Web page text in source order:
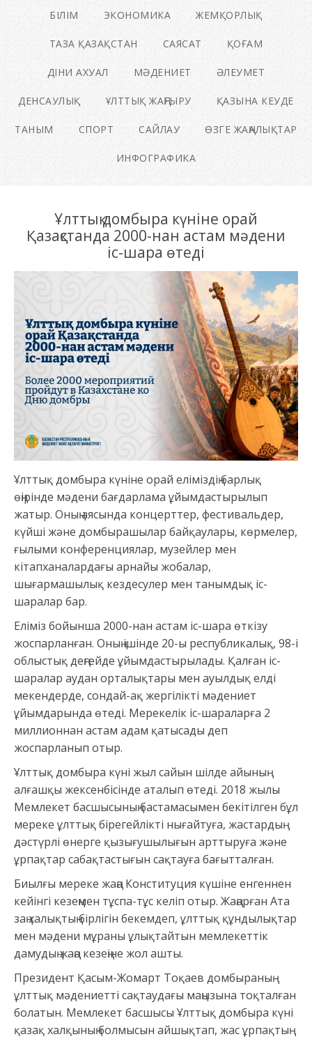
БІЛІМ ЭКОНОМИКА ЖЕМҚОРЛЫҚ
ТАЗА ҚАЗАҚСТАН САЯСАТ ҚОҒАМ
ДІНИ АХУАЛ МӘДЕНИЕТ ӘЛЕУМЕТ
ДЕНСАУЛЫҚ ҰЛТТЫҚ ЖАҢҒЫРУ ҚАЗЫНА КЕУДЕ
ТАНЫМ СПОРТ САЙЛАУ ӨЗГЕ ЖАҢАЛЫҚТАР
ИНФОГРАФИКА
Ұлттық домбыра күніне орай
Қазақстанда 2000-нан астам мәдени
іс-шара өтеді
Ұлттық домбыра күніне орай еліміздің барлық
өңірінде мәдени бағдарлама ұйымдастырылып
жатыр. Оның аясында концерттер, фестивальдер,
күйші және домбырашылар байқаулары, көрмелер,
ғылыми конференциялар, музейлер мен
кітапханалардағы арнайы жобалар,
шығармашылық кездесулер мен танымдық іс-
шаралар бар.
Еліміз бойынша 2000-нан астам іс-шара өткізу
жоспарланған. Оның ішінде 20-ы республикалық, 98-і
облыстық деңгейде ұйымдастырылады. Қалған іс-
шаралар аудан орталықтары мен ауылдық елді
мекендерде, сондай-ақ жергілікті мәдениет
ұйымдарында өтеді. Мерекелік іс-шараларға 2
миллионнан астам адам қатысады деп
жоспарланып отыр.
Ұлттық домбыра күні жыл сайын шілде айының
алғашқы жексенбісінде аталып өтеді. 2018 жылы
Мемлекет басшысының бастамасымен бекітілген бұл
мереке ұлттық бірегейлікті нығайтуға, жастардың
дәстүрлі өнерге қызығушылығын арттыруға және
ұрпақтар сабақтастығын сақтауға бағытталған.
Биылғы мереке жаңа Конституция күшіне енгеннен
кейінгі кезеңмен тұспа-тұс келіп отыр. Жаңарған Ата
заң халықтың бірлігін бекемдеп, ұлттық құндылықтар
мен мәдени мұраны ұлықтайтын мемлекеттік
дамудың жаңа кезеңіне жол ашты.
Президент Қасым-Жомарт Тоқаев домбыраның
ұлттық мәдениетті сақтаудағы маңызына тоқталған
болатын. Мемлекет басшысы Ұлттық домбыра күні
қазақ халқының болмысын айшықтап, жас ұрпақтың